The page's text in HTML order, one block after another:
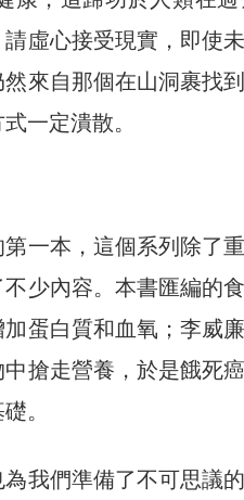
虛心接受現實，即使
來自那個在山洞裹找
一定潰散。
一本，這個系列除了
少內容。本書匯編的
蛋白質和血氧；李威
搶走營養，於是餓死
。
我們準備了不可思議